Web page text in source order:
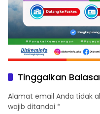
Tinggalkan
Alamat email Anda tidak
wajib ditandai *